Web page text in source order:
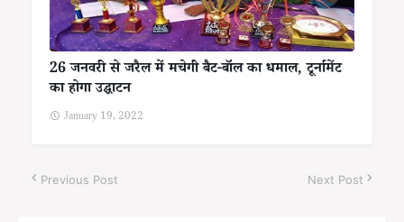
26 जनवरी से जरैल में मचेगी बैट-बॉल का धमाल, टूर्नामेंट
का होगा उद्घाटन
January 19, 2022
Previous Post Next Post